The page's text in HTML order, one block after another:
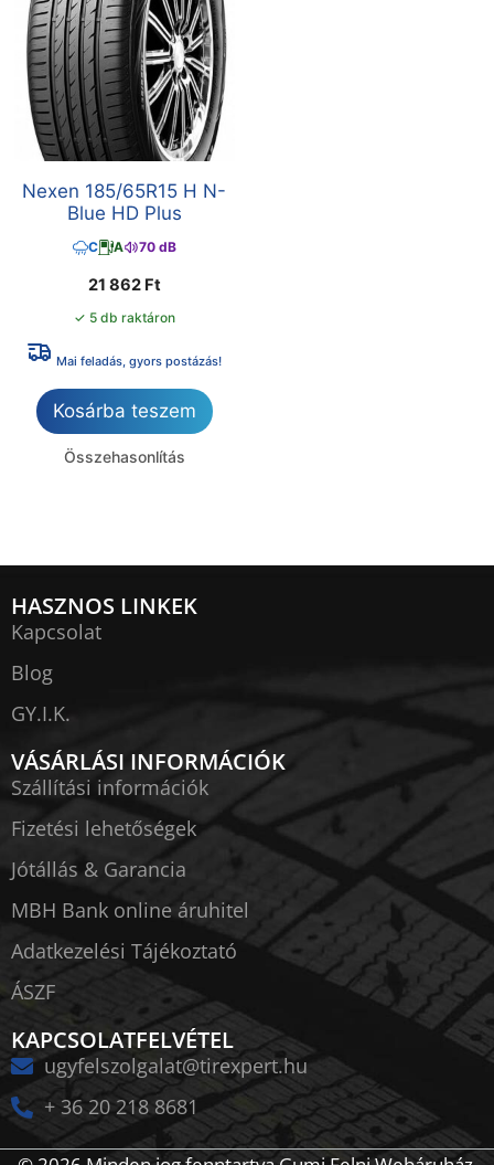
Nexen 185/65R15 H N-
Blue HD Plus
C A 70 dB
21 862 Ft
✓ 5 db raktáron
Mai feladás, gyors postázás!
Kosárba teszem
Összehasonlítás
HASZNOS LINKEK
Kapcsolat
Blog
GY.I.K.
VÁSÁRLÁSI INFORMÁCIÓK
Szállítási információk
Fizetési lehetőségek
Jótállás & Garancia
MBH Bank online áruhitel
Adatkezelési Tájékoztató
ÁSZF
KAPCSOLATFELVÉTEL
ugyfelszolgalat@tirexpert.hu
+ 36 20 218 8681